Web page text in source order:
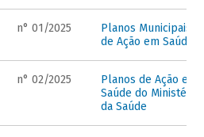
n° 01/2025
Planos Municipais
de Ação em Saúde
n° 02/2025
Planos de Ação em
Saúde do Ministério
da Saúde